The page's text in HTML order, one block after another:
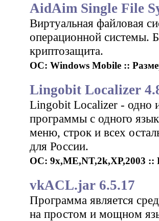
AidAim Single File
Виртуальная файловая
операционной системы.
криптозащита.
ОС: Windows Mobile ::
Lingobit Localizer
Lingobit Localizer - одно
программы с одного
меню, строк и всех
для России.
ОС: 9x,ME,NT,2k,XP,2003 ::
vkACL.jar 6.5.17
Программа является
на простом и мощном